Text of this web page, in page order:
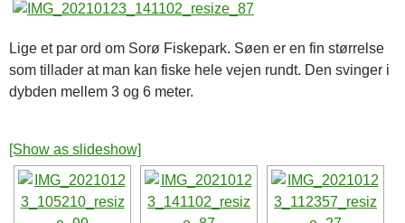
Lige et par ord om Sorø Fiskepark. Søen er en fin størrelse
som tillader at man kan fiske hele vejen rundt. Den svinger i
dybden mellem 3 og 6 meter.
[Show as slideshow]